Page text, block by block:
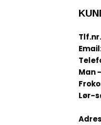
Tlf.nr.
Man
Lør-